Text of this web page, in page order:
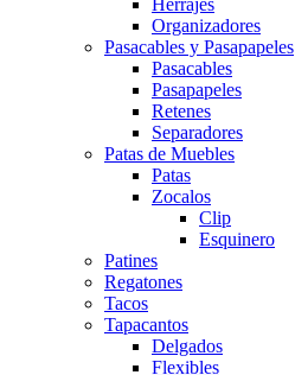
Organizadores
Pasacables y Pasapapeles
Pasacables
Pasapapeles
Retenes
Separadores
Patas de Muebles
Patas
Zocalos
Clip
Esquinero
Patines
Regatones
Tacos
Tapacantos
Delgados
Flexibles